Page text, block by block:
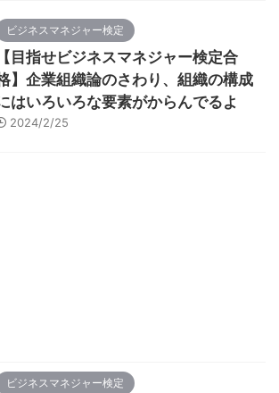
ビジネスマネジャー検定
【目指せビジネスマネジャー検定合
】企業組織論のさわり、組織の構成
はいろいろな要素がからんでるよ
2024/2/25
ビジネスマネジャー検定